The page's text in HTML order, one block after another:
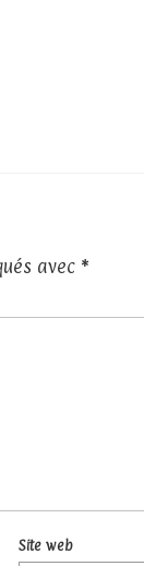
avec *
Site web